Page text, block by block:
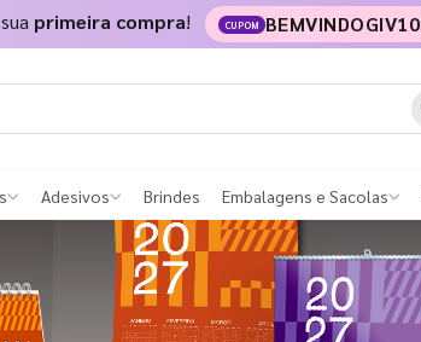
primeira compra! CUPOM BEMVINDOGIV10
Adesivos Brindes Embalagens e Sacolas